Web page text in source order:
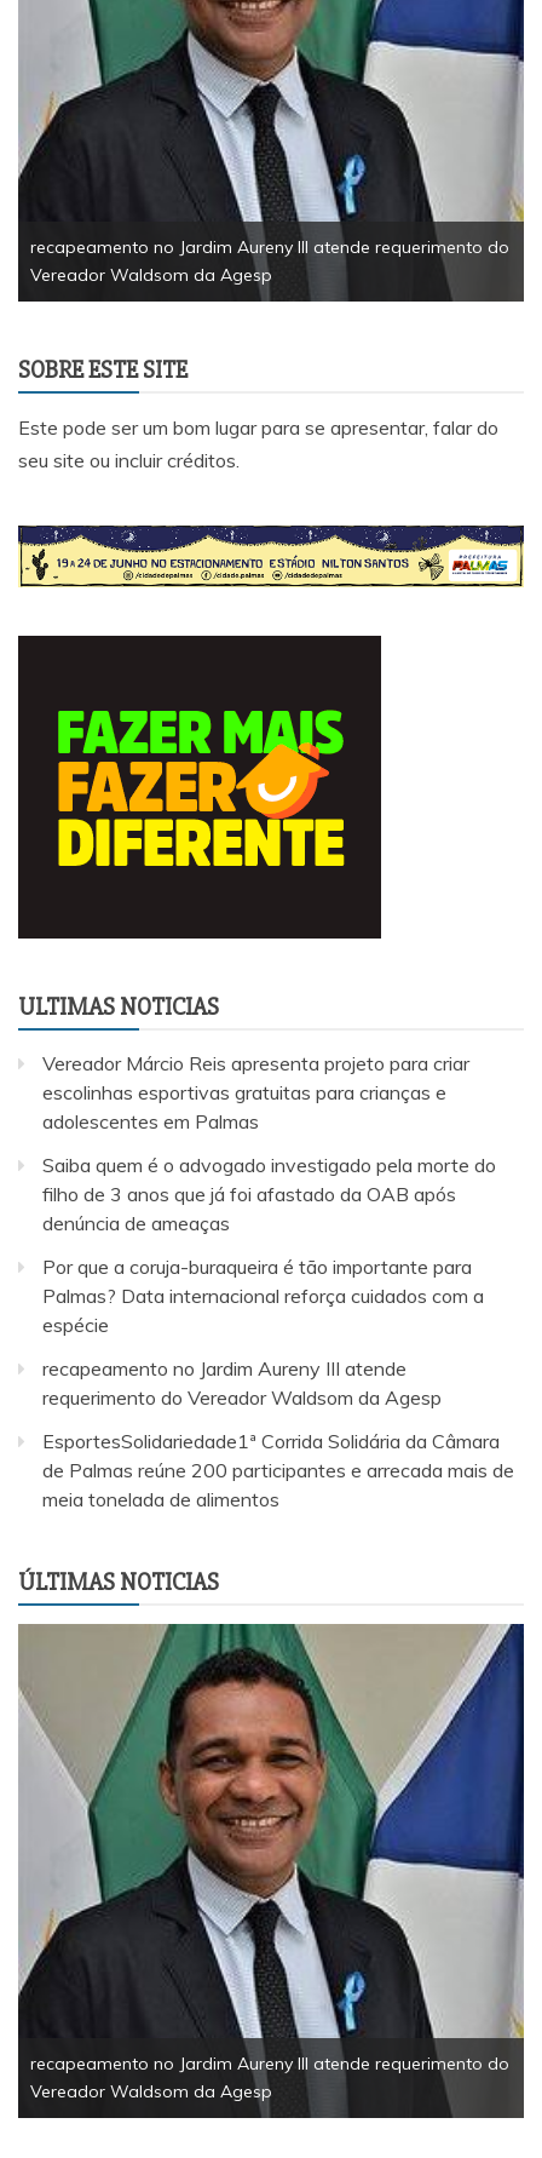
recapeamento no Jardim Aureny III atende requerimento do
Vereador Waldsom da Agesp
SOBRE ESTE SITE
Este pode ser um bom lugar para se apresentar, falar do
seu site ou incluir créditos.
ULTIMAS NOTICIAS
Vereador Márcio Reis apresenta projeto para criar
escolinhas esportivas gratuitas para crianças e
adolescentes em Palmas
Saiba quem é o advogado investigado pela morte do
filho de 3 anos que já foi afastado da OAB após
denúncia de ameaças
Por que a coruja-buraqueira é tão importante para
Palmas? Data internacional reforça cuidados com a
espécie
recapeamento no Jardim Aureny III atende
requerimento do Vereador Waldsom da Agesp
EsportesSolidariedade1ª Corrida Solidária da Câmara
de Palmas reúne 200 participantes e arrecada mais de
meia tonelada de alimentos
ÚLTIMAS NOTICIAS
recapeamento no Jardim Aureny III atende requerimento do
Vereador Waldsom da Agesp